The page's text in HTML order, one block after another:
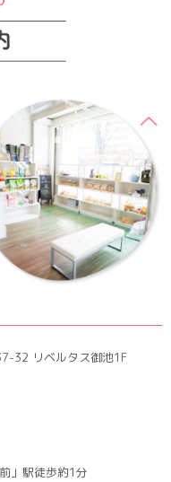
32 リベルタス御池1F
」駅徒歩約1分